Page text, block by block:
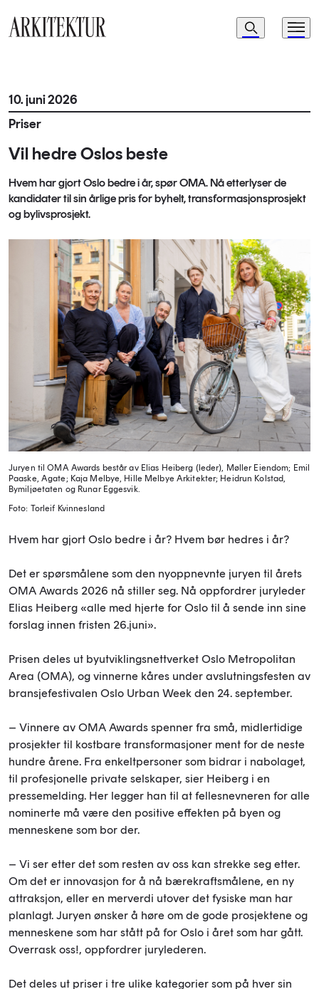
Navigasjon
Søk Meny
10. juni 2026
Priser
Vil hedre Oslos beste
Hvem har gjort Oslo bedre i år, spør OMA. Nå etterlyser de
kandidater til sin årlige pris for byhelt, transformasjonsprosjekt
og bylivsprosjekt.
Juryen til OMA Awards består av Elias Heiberg (leder), Møller Eiendom; Emil
Paaske, Agate; Kaja Melbye, Hille Melbye Arkitekter; Heidrun Kolstad,
Bymiljøetaten og Runar Eggesvik.
Foto: Torleif Kvinnesland
Hvem har gjort Oslo bedre i år? Hvem bør hedres i år?
Det er spørsmålene som den nyoppnevnte juryen til årets
OMA Awards 2026 nå stiller seg. Nå oppfordrer juryleder
Elias Heiberg «alle med hjerte for Oslo til å sende inn sine
forslag innen fristen 26.juni».
Prisen deles ut byutviklingsnettverket Oslo Metropolitan
Area (OMA), og vinnerne kåres under avslutningsfesten av
bransjefestivalen Oslo Urban Week den 24. september.
– Vinnere av OMA Awards spenner fra små, midlertidige
prosjekter til kostbare transformasjoner ment for de neste
hundre årene. Fra enkeltpersoner som bidrar i nabolaget,
til profesjonelle private selskaper, sier Heiberg i en
pressemelding. Her legger han til at fellesnevneren for alle
nominerte må være den positive effekten på byen og
menneskene som bor der.
– Vi ser etter det som resten av oss kan strekke seg etter.
Om det er innovasjon for å nå bærekraftsmålene, en ny
attraksjon, eller en merverdi utover det fysiske man har
planlagt. Juryen ønsker å høre om de gode prosjektene og
menneskene som har stått på for Oslo i året som har gått.
Overrask oss!, oppfordrer jurylederen.
Det deles ut priser i tre ulike kategorier som på hver sin